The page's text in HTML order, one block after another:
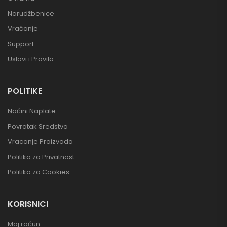
Narudžbenice
Vraćanje
Support
Uslovi i Pravila
POLITIKE
Načini Naplate
Povratak Sredstva
Vracanje Proizvoda
Politika za Privatnost
Politika za Cookies
KORISNICI
Moj račun